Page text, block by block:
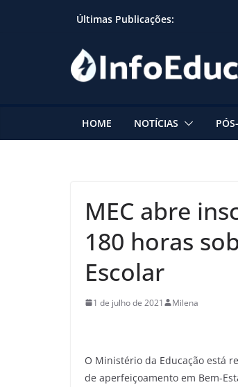
Últimas Publicações:
HOME NOTÍCIAS
MEC abre
180 horas
Escolar
1 de julho de 2021 Milena
O Ministério da Educação está
de aperfeiçoamento em Bem-